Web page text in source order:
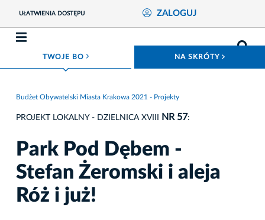
UŁATWIENIA DOSTĘPU ZALOGUJ
TWOJE BO ROZWIŃ MENU NA SKRÓTY
Budżet Obywatelski Miasta Krakowa 2021 - Projekty
PROJEKT LOKALNY - DZIELNICA XVIII NR 57:
Park Pod Dębem -
Stefan Żeromski i aleja
Róż i już!